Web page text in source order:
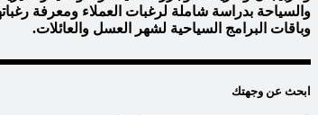
والسياحة بدراسة شاملة لرغبات العملاء ومعرفة
وباقات البرامج السياحية لشهر العسل والعائلات.
ابحث عن وجهتك